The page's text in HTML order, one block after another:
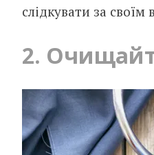
слідкувати за
2.